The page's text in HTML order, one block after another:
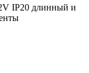
IP20 длинный и